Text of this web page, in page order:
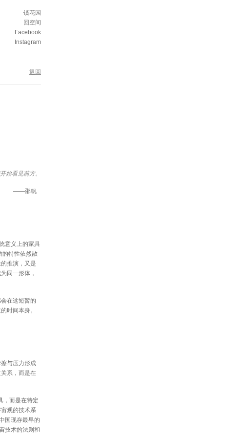
镜花园
回空间
Facebook
Instagram
返回
始看见前方。
——邵帆
意义上的家具
的特性依然散
推演，又是
同一形体，
在这短暂的
时间本身。
与压力形成
系，而是在
，而是在特定
观的技术系
国现存最早的
技术的法则和